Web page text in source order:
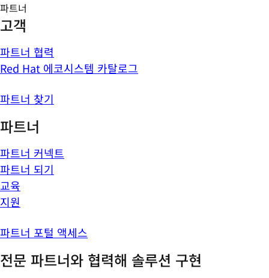
파트너
고객
파트너 협력
Red Hat 에코시스템 카탈로그
파트너 찾기
파트너
파트너 커넥트
파트너 되기
교육
지원
파트너 포털 액세스
전문 파트너와 협력해 솔루션 구현